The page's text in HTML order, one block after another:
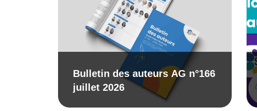
Bulletin des auteurs AG n°166
juillet 2026